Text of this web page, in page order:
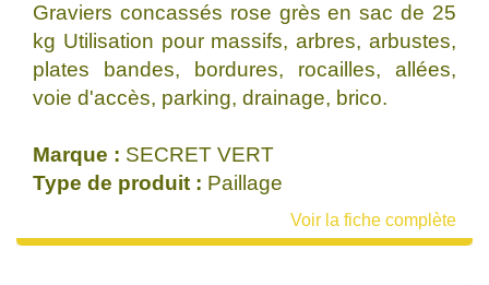
Graviers concassés rose grès en sac de 25
kg Utilisation pour massifs, arbres, arbustes,
plates bandes, bordures, rocailles, allées,
voie d'accès, parking, drainage, brico.
Marque : SECRET VERT
Type de produit : Paillage
Voir la fiche complète